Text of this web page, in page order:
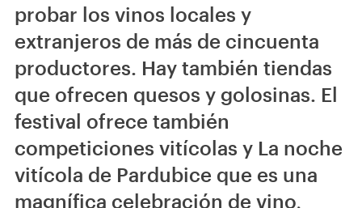
probar los vinos locales y
extranjeros de más de cincuenta
productores. Hay también tiendas
que ofrecen quesos y golosinas. El
festival ofrece también
competiciones vitícolas y La noche
vitícola de Pardubice que es una
magnífica celebración de vino,